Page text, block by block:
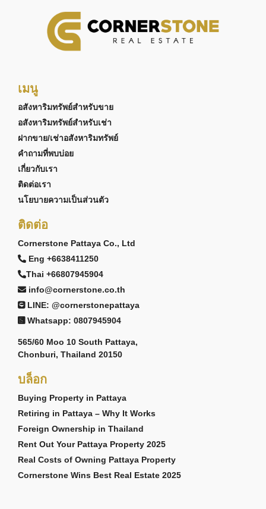
เมนู
อสังหาริมทรัพย์สำหรับขาย
อสังหาริมทรัพย์สำหรับเช่า
ฝากขาย/เช่าอสังหาริมทรัพย์
คำถามที่พบบ่อย
เกี่ยวกับเรา
ติดต่อเรา
นโยบายความเป็นส่วนตัว
ติดต่อ
Cornerstone Pattaya Co., Ltd
Eng +6638411250
Thai +66807945904
info@cornerstone.co.th
LINE: @cornerstonepattaya
Whatsapp: 0807945904
565/60 Moo 10 South Pattaya,
Chonburi, Thailand 20150
บล็อก
Buying Property in Pattaya
Retiring in Pattaya – Why It Works
Foreign Ownership in Thailand
Rent Out Your Pattaya Property 2025
Real Costs of Owning Pattaya Property
Cornerstone Wins Best Real Estate 2025